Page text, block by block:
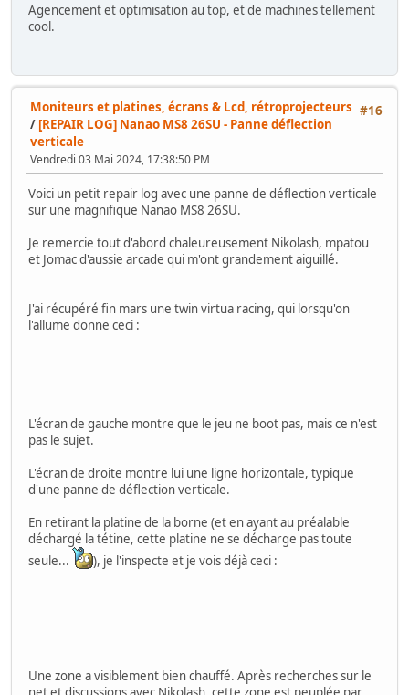
Agencement et optimisation au top, et de machines tellement
cool.
#16
Moniteurs et platines, écrans & Lcd, rétroprojecteurs
/ [REPAIR LOG] Nanao MS8 26SU - Panne déflection
verticale
Vendredi 03 Mai 2024, 17:38:50 PM
Voici un petit repair log avec une panne de déflection verticale
sur une magnifique Nanao MS8 26SU.
Je remercie tout d'abord chaleureusement Nikolash, mpatou
et Jomac d'aussie arcade qui m'ont grandement aiguillé.
J'ai récupéré fin mars une twin virtua racing, qui lorsqu'on
l'allume donne ceci :
L'écran de gauche montre que le jeu ne boot pas, mais ce n'est
pas le sujet.
L'écran de droite montre lui une ligne horizontale, typique
d'une panne de déflection verticale.
En retirant la platine de la borne (et en ayant au préalable
déchargé la tétine, cette platine ne se décharge pas toute
seule...
), je l'inspecte et je vois déjà ceci :
Une zone a visiblement bien chauffé. Après recherches sur le